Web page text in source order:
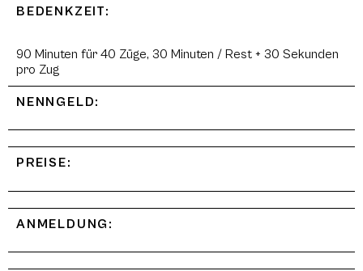
BEDENKZEIT:
90 Minuten für 40 Züge, 30 Minuten / Rest + 30 Sekunden
pro Zug
NENNGELD:
PREISE:
ANMELDUNG: